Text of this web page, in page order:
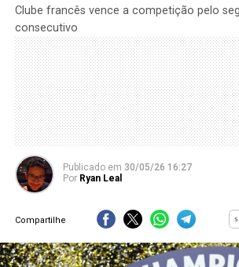
Clube francês vence a competição pelo
consecutivo
Publicado em 30/05/26 16:27
Por Ryan Leal
Compartilhe